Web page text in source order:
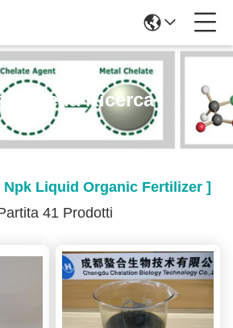
Della Ricerca
Npk Liquid Organic Fertilizer ]
41 Prodotti